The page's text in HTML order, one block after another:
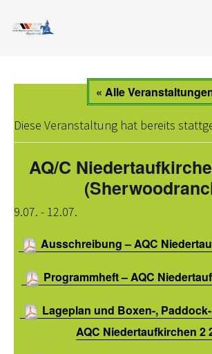
NEWS AUS BAYERN
EWU
VORSTAND BAYERN
MITGLIED WERDEN
SATZUNG/RECHTSORDNUNG DER
DEUTSCHLAND
« Alle
Diese Veranstaltung hat bereits
AQ/C
9.07. - 12.07.
Ausschreibung – AQC
Programmheft – AQC
Lageplan und Boxen-,
AQC Niedertaufkirchen 2